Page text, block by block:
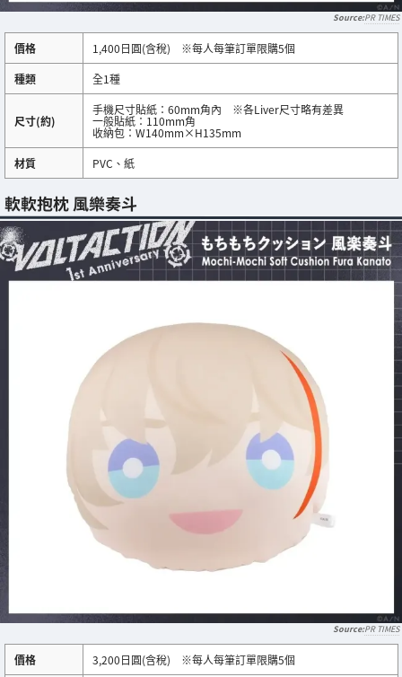
PR TIMES
價格
1,400日圓(含稅) ※每人每筆訂單限購5個
種類
全1種
尺寸(約)
手機尺寸貼紙：60mm角內 ※各Liver尺寸略有差異
一般貼紙：110mm角
收納包：W140mm×H135mm
材質
PVC、紙
軟軟抱枕 風樂奏斗
PR TIMES
價格
3,200日圓(含稅) ※每人每筆訂單限購5個